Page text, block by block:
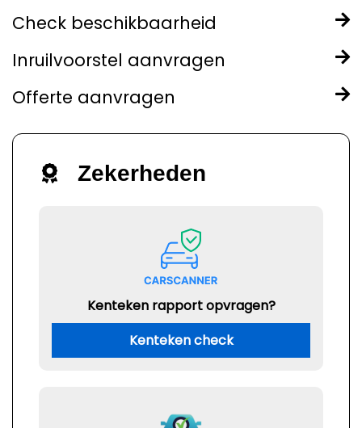
Check beschikbaarheid
Inruilvoorstel aanvragen
Offerte aanvragen
Zekerheden
Kenteken rapport opvragen?
Kenteken check